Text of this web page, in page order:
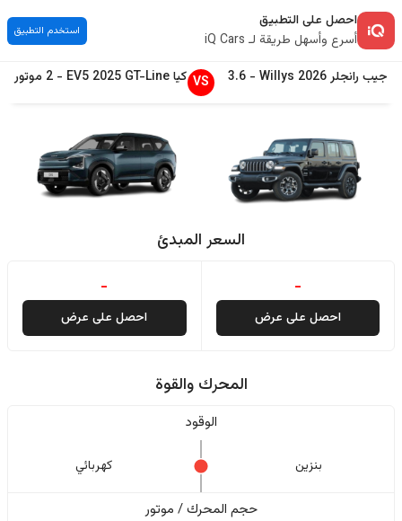
احصل على التطبيق
أسرع وأسهل طريقة لـ iQ Cars
استخدم التطبيق
جيب رانجلر2026
Willys
-
3.6
VS كيا EV5 2025 GT-Line
- 2 موتور
السعر المبدئ
-
احصل على عرض
-
احصل على عرض
المحرك والقوة
الوقود
بنزين كهربائي
حجم المحرك / موتور